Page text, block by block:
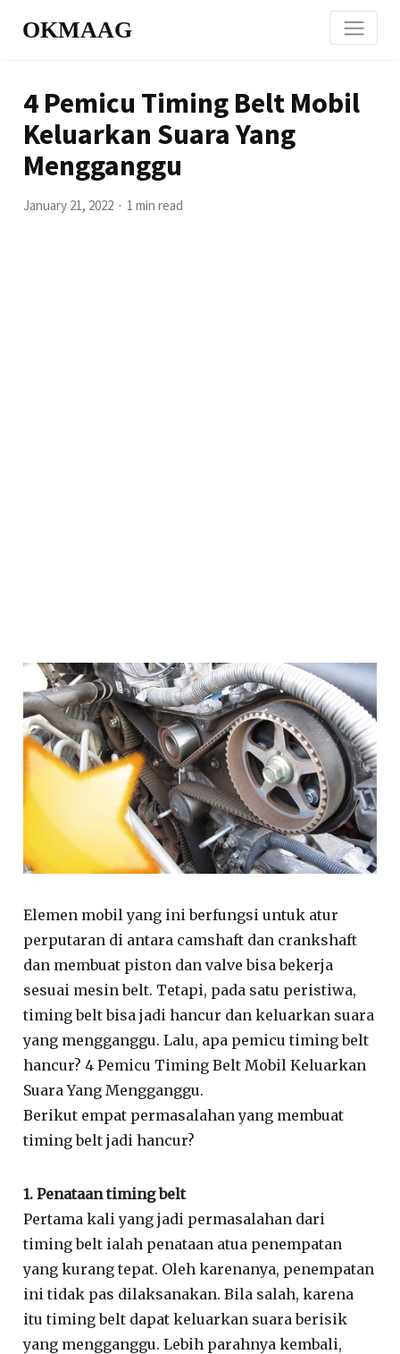
OKMAAG
4 Pemicu Timing Belt Mobil
Keluarkan Suara Yang
Mengganggu
January 21, 2022 1 min read
Elemen mobil yang ini berfungsi untuk atur
perputaran di antara camshaft dan crankshaft
dan membuat piston dan valve bisa bekerja
sesuai mesin belt. Tetapi, pada satu peristiwa,
timing belt bisa jadi hancur dan keluarkan suara
yang mengganggu. Lalu, apa pemicu timing belt
hancur? 4 Pemicu Timing Belt Mobil Keluarkan
Suara Yang Mengganggu.
Berikut empat permasalahan yang membuat
timing belt jadi hancur?
1. Penataan timing belt
Pertama kali yang jadi permasalahan dari
timing belt ialah penataan atua penempatan
yang kurang tepat. Oleh karenanya, penempatan
ini tidak pas dilaksanakan. Bila salah, karena
itu timing belt dapat keluarkan suara berisik
yang mengganggu. Lebih parahnya kembali,